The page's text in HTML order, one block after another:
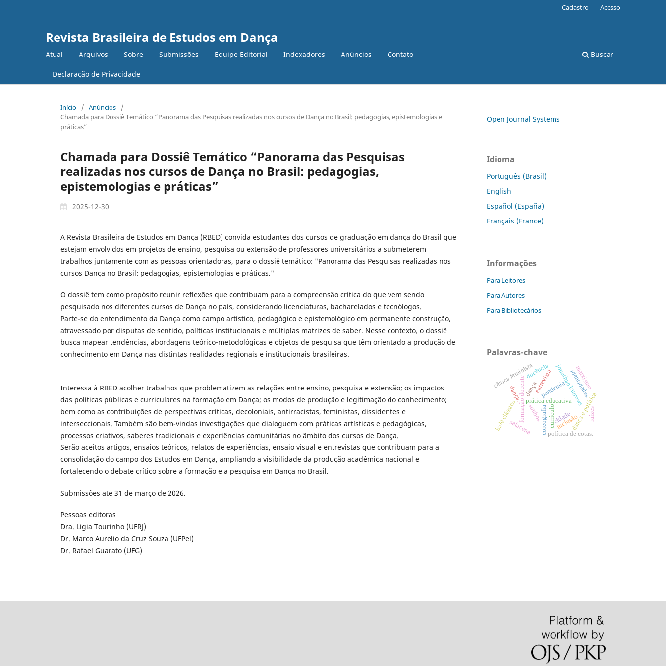
Revista Brasileira de Estudos em Dança
Atual Arquivos Sobre Submissões Equipe Editorial Indexadores Anúncios Contato
Declaração de Privacidade
Buscar
Cadastro Acesso
Início / Anúncios
/
Chamada para Dossiê Temático “Panorama das Pesquisas realizadas nos cursos de Dança no Brasil: pedagogias, epistemologias e
práticas”
Chamada para Dossiê Temático “Panorama das Pesquisas
realizadas nos cursos de Dança no Brasil: pedagogias,
epistemologias e práticas”
2025-12-30
A Revista Brasileira de Estudos em Dança (RBED) convida estudantes dos cursos de graduação em dança do Brasil que
estejam envolvidos em projetos de ensino, pesquisa ou extensão de professores universitários a submeterem
trabalhos juntamente com as pessoas orientadoras, para o dossiê temático: "Panorama das Pesquisas realizadas nos
cursos Dança no Brasil: pedagogias, epistemologias e práticas."
O dossiê tem como propósito reunir reflexões que contribuam para a compreensão crítica do que vem sendo
pesquisado nos diferentes cursos de Dança no país, considerando licenciaturas, bacharelados e tecnólogos.
Parte-se do entendimento da Dança como campo artístico, pedagógico e epistemológico em permanente construção,
atravessado por disputas de sentido, políticas institucionais e múltiplas matrizes de saber. Nesse contexto, o dossiê
busca mapear tendências, abordagens teórico-metodológicas e objetos de pesquisa que têm orientado a produção de
conhecimento em Dança nas distintas realidades regionais e institucionais brasileiras.
Interessa à RBED acolher trabalhos que problematizem as relações entre ensino, pesquisa e extensão; os impactos
das políticas públicas e curriculares na formação em Dança; os modos de produção e legitimação do conhecimento;
bem como as contribuições de perspectivas críticas, decoloniais, antirracistas, feministas, dissidentes e
interseccionais. Também são bem-vindas investigações que dialoguem com práticas artísticas e pedagógicas,
processos criativos, saberes tradicionais e experiências comunitárias no âmbito dos cursos de Dança.
Serão aceitos artigos, ensaios teóricos, relatos de experiências, ensaio visual e entrevistas que contribuam para a
consolidação do campo dos Estudos em Dança, ampliando a visibilidade da produção acadêmica nacional e
fortalecendo o debate crítico sobre a formação e a pesquisa em Dança no Brasil.
Submissões até 31 de março de 2026.
Pessoas editoras
Dra. Ligia Tourinho (UFRJ)
Dr. Marco Aurelio da Cruz Souza (UFPel)
Dr. Rafael Guarato (UFG)
Open Journal Systems
Idioma
Português (Brasil)
English
Español (España)
Français (France)
Informações
Para Leitores
Para Autores
Para Bibliotecários
Palavras-chave
formação docenteprática educativa
dança. entrevistajonathan burrows
dança
coreografia dança e política
cidade
cênica feminista
balé clássico currículo
política de cotas.
pandemia
sonhos raízes
identidades
marxismo
docência
inclusão
salacena